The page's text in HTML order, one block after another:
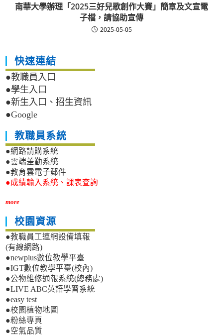
南華大學辦理「2025三好兒歌創作大賽」簡章及文宣電
子檔，請協助宣傳
2025-05-05
快速連結
●教職員入口
●學生入口
●新生入口、招生資訊
●Google
教職員系統
●網路請購系統
●雲端差勤系統
●教育雲電子郵件
●成績輸入系統、課表查詢
more
校園資源
●教職員工連網設備填報
(有線網路)
●newplus數位教學平臺
●IGT數位教學平臺(校內)
●公物維修通報系統(總務處)
●LIVE ABC英語學習系統
●easy test
●校園植物地圖
●粉絲專頁
●空氣品質